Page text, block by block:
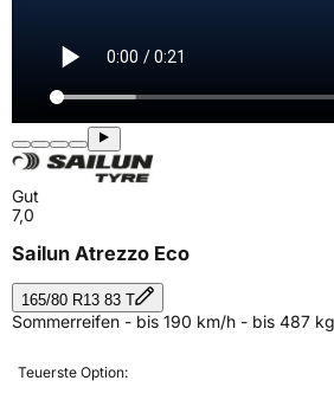
Gut
7,0
Sailun Atrezzo Eco
165/80 R13 83 T
Sommerreifen - bis 190 km/h - bis 487 kg
Teuerste Option: